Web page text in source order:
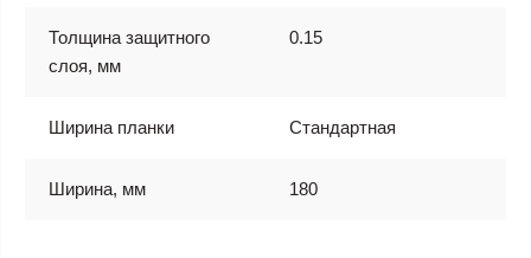
Толщина защитного
слоя, мм
0.15
Ширина планки Стандартная
Ширина, мм 180